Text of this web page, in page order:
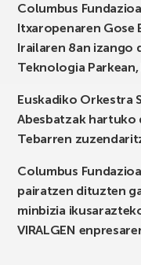
Columbus
Itxaropenaren Gose
Irailaren 8an izango
Teknologia
Euskadiko Orkestra
Abesbatzak hartuko
Tebarren
Columbus
pairatzen dituzten
minbizia
VIRALGEN